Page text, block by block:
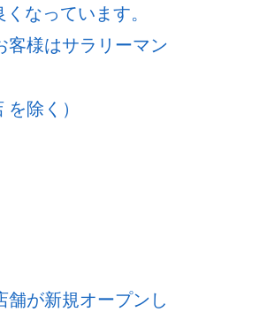
なっています。
客様はサラリーマン
除く）
が新規オープンし